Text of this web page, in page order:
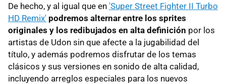
De hecho, y al igual que en 'Super Street Fighter II Turbo
HD Remix' podremos alternar entre los sprites
originales y los redibujados en alta definición por los
artistas de Udon sin que afecte a la jugabilidad del
título, y además podremos disfrutar de los temas
clásicos y sus versiones en sonido de alta calidad,
incluyendo arreglos especiales para los nuevos